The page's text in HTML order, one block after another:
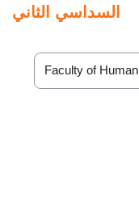
السداسي الثاني
Course categories